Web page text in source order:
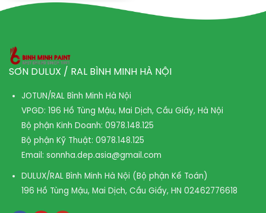
SƠN DULUX / RAL BÌNH MINH HÀ NỘI
JOTUN/RAL Bình Minh Hà Nội
VPGD: 196 Hồ Tùng Mậu, Mai Dịch, Cầu Giấy, Hà Nội
Bộ phận Kinh Doanh: 0978.148.125
Bộ phận Kỹ Thuật: 0978.148.125
Email: sonnha.dep.asia@gmail.com
DULUX/RAL Bình Minh Hà Nội (Bộ phận Kế Toán)
196 Hồ Tùng Mậu, Mai Dịch, Cầu Giấy, HN 02462776618